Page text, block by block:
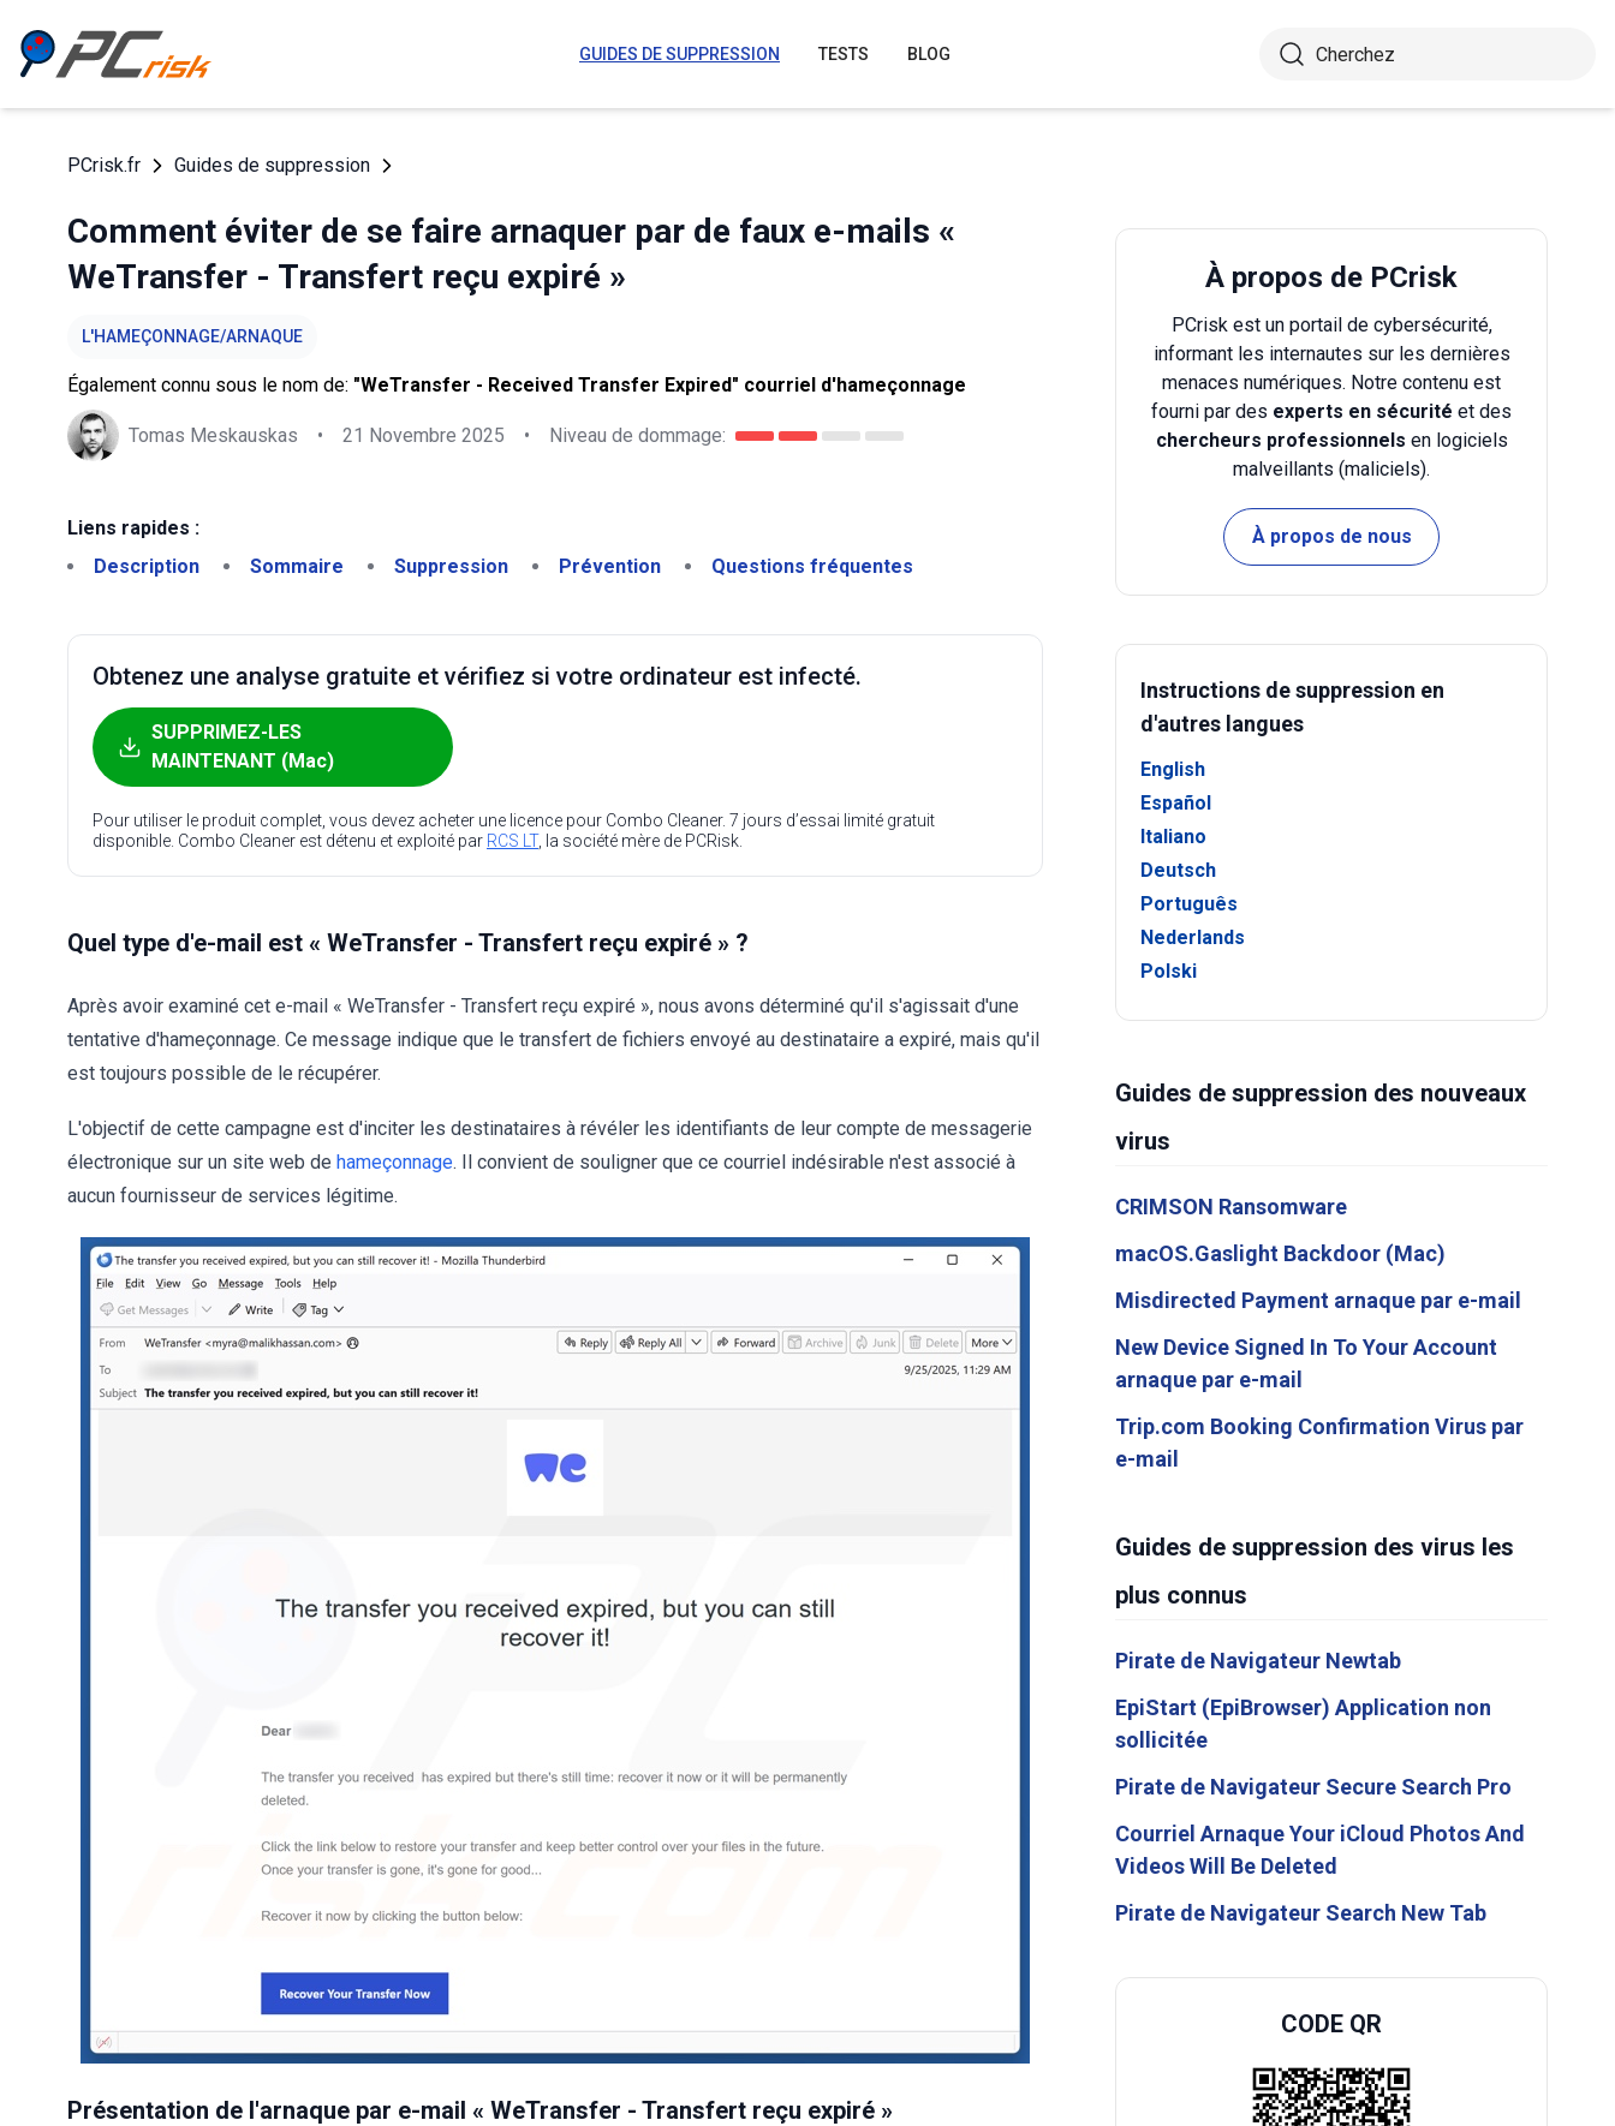
GUIDES DE SUPPRESSION TESTS BLOG
PCrisk.fr Guides de suppression
Comment éviter de se faire arnaquer par de faux e-mails «
WeTransfer - Transfert reçu expiré »
L'HAMEÇONNAGE/ARNAQUE
Également connu sous le nom de: "WeTransfer - Received Transfer Expired" courriel d'hameçonnage
Tomas Meskauskas • 21 Novembre 2025 • Niveau de dommage:
Liens rapides :
Description
Sommaire Suppression Prévention Questions fréquentes
Obtenez une analyse gratuite et vérifiez si votre ordinateur est infecté.
SUPPRIMEZ-LES
MAINTENANT (Mac)
Pour utiliser le produit complet, vous devez acheter une licence pour Combo Cleaner. 7 jours d’essai limité gratuit
disponible. Combo Cleaner est détenu et exploité par RCS LT, la société mère de PCRisk.
Quel type d'e-mail est « WeTransfer - Transfert reçu expiré » ?
Après avoir examiné cet e-mail « WeTransfer - Transfert reçu expiré », nous avons déterminé qu'il s'agissait d'une
tentative d'hameçonnage. Ce message indique que le transfert de fichiers envoyé au destinataire a expiré, mais qu'il
est toujours possible de le récupérer.
L'objectif de cette campagne est d'inciter les destinataires à révéler les identifiants de leur compte de messagerie
électronique sur un site web de hameçonnage. Il convient de souligner que ce courriel indésirable n'est associé à
aucun fournisseur de services légitime.
Présentation de l'arnaque par e-mail « WeTransfer - Transfert reçu expiré »
À propos de PCrisk
PCrisk est un portail de cybersécurité,
informant les internautes sur les dernières
menaces numériques. Notre contenu est
fourni par des experts en sécurité et des
chercheurs professionnels en logiciels
malveillants (maliciels).
À propos de nous
Instructions de suppression en
d'autres langues
English
Español
Italiano
Deutsch
Português
Nederlands
Polski
Guides de suppression des nouveaux
virus
CRIMSON Ransomware
macOS.Gaslight Backdoor (Mac)
Misdirected Payment arnaque par e-mail
New Device Signed In To Your Account
arnaque par e-mail
Trip.com Booking Confirmation Virus par
e-mail
Guides de suppression des virus les
plus connus
Pirate de Navigateur Newtab
EpiStart (EpiBrowser) Application non
sollicitée
Pirate de Navigateur Secure Search Pro
Courriel Arnaque Your iCloud Photos And
Videos Will Be Deleted
Pirate de Navigateur Search New Tab
CODE QR